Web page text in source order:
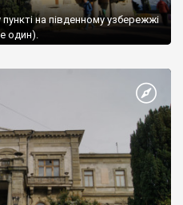
на південному узбережжі
один).